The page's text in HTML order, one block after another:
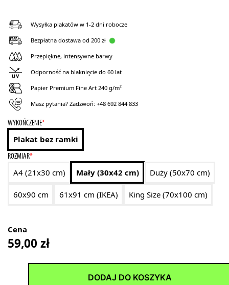
Wysyłka plakatów w 1-2 dni robocze
Bezpłatna dostawa od 200 zł
Przepiękne, intensywne barwy
Odporność na blaknięcie do 60 lat
Papier Premium Fine Art 240 g/m²
Masz pytania? Zadzwoń: +48 692 844 833
*
WYKOŃCZENIE
Plakat bez ramki
*
ROZMIAR
A4 (21x30 cm) Mały (30x42 cm) Duży (50x70 cm)
60x90 cm 61x91 cm (IKEA) King Size (70x100 cm)
Cena
59,00 zł
DODAJ DO KOSZYKA